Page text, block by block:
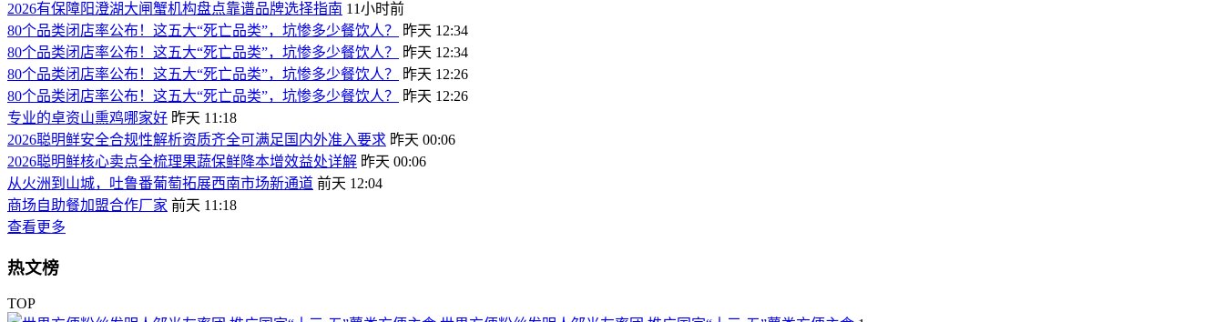
2026有保障阳澄湖大闸蟹机构盘点靠谱品牌选择指南 11小时前
80个品类闭店率公布！这五大“死亡品类”，坑惨多少餐饮人？
昨天 12:34
80个品类闭店率公布！这五大“死亡品类”，坑惨多少餐饮人？
昨天 12:34
80个品类闭店率公布！这五大“死亡品类”，坑惨多少餐饮人？
昨天 12:26
80个品类闭店率公布！这五大“死亡品类”，坑惨多少餐饮人？
昨天 12:26
专业的卓资山熏鸡哪家好 昨天 11:18
2026聪明鲜安全合规性解析资质齐全可满足国内外准入要求 昨天 00:06
2026聪明鲜核心卖点全梳理果蔬保鲜降本增效益处详解 昨天 00:06
从火洲到山城，吐鲁番葡萄拓展西南市场新通道 前天 12:04
商场自助餐加盟合作厂家 前天 11:18
查看更多
热文榜
TOP